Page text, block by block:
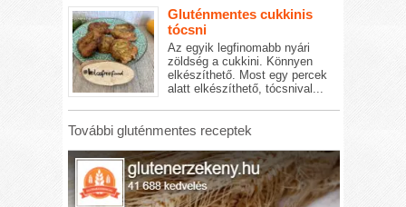
Gluténmentes cukkinis
tócsni
Az egyik legfinomabb nyári
zöldség a cukkini. Könnyen
elkészíthető. Most egy percek
alatt elkészíthető, tócsnival...
További gluténmentes receptek